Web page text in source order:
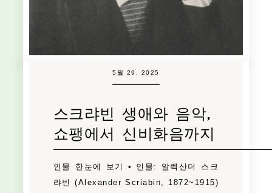
5월 29, 2025
스크랴빈 생애와 음악,
쇼팽에서 신비화음까지
인물 한눈에 보기 • 인물: 알렉산더 스크
랴빈 (Alexander Scriabin, 1872~1915)